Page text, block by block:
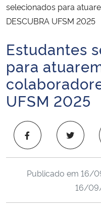
Ministério da Economia
Ministério da Infraestrutura
Ministério da Agricultura,
Ministério da Educação
Ministério da Cidadania
Ministério da Saúde
Ministério de Minas e Energia
Ministério da Ciência,
selecionados para
DESCUBRA UFSM 2025
Início do conteúdo
Estudantes
para
UFSM 2025
Publicado em 16/
16/